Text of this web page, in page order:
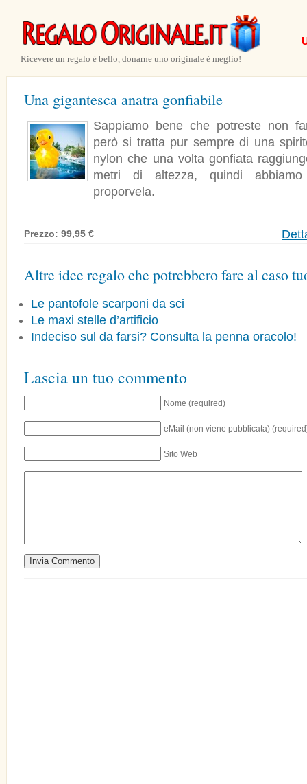
Ricevere un regalo è bello, donarne uno originale è meglio!
Una gigantesca anatra gonfiabile
Sappiamo bene che potreste non
però si tratta pur sempre di una
nylon che una volta gonfiata
metri di altezza, quindi
proporvela.
Prezzo: 99,95 €
Altre idee regalo che potrebbero fare al caso
Le pantofole scarponi da sci
Le maxi stelle d’artificio
Indeciso sul da farsi? Consulta la penna oracolo!
Lascia un tuo commento
Nome (required)
eMail (non viene pubblicata)
Sito Web